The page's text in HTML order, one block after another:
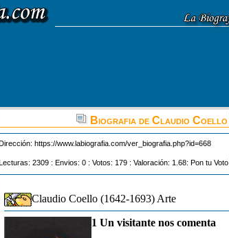
Biografia de Claudio Coello
https://www.labiografia.com/ver_biografia.php?id=668
2309 : Envios: 0 : Votos: 179 : Valoración: 1.68: Pon tu Voto
Claudio Coello (1642-1693) Arte
1 Un visitante nos comenta